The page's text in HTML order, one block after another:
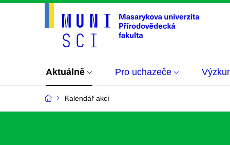
Aktuálně Pro uchazeče
Kalendář akcí